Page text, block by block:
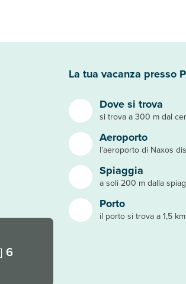
6
Dove si trova
si trova a 300 m dal
Aeroporto
l’aeroporto di Naxos
Spiaggia
a soli 200 m dalla
Porto
il porto si trova a 1,5 km
La tua vacanza presso